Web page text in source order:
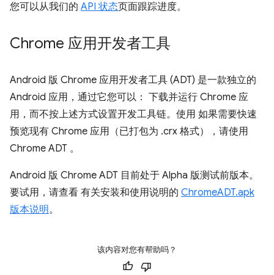
您可以从我们的 API 状态页面跟踪进度。
Chrome 应用开发者工具
Android 版 Chrome 应用开发者工具 (ADT) 是一款独立的
Android 应用，通过它您可以： 下载并运行 Chrome 应
用，而不按上述方式设置开发工具链。使用 如果需要快速
预览现有 Chrome 应用（已打包为 .crx 格式），请使用
Chrome ADT 。
Android 版 Chrome ADT 目前处于 Alpha 版测试前版本。
要试用，请查看 有关安装和使用说明的 ChromeADT.apk
版本说明。
该内容对您有帮助吗？